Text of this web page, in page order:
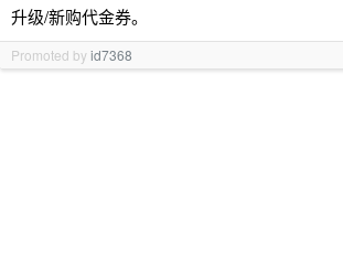
升级/新购代金券。
Promoted byid7368